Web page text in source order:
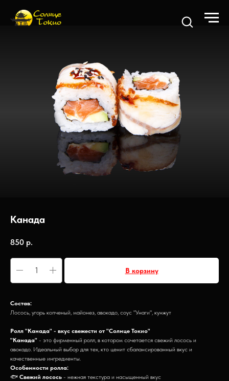
Канада
850 р.
В корзину
Состав:
Лосось, угорь копченый, майонез, авокадо, соус "Унаги", кунжут
Ролл "Канада" - вкус свежести от "Солнце Токио"
"Канада" - это фирменный ролл, в котором сочетается свежий лосось и
авокадо. Идеальный выбор для тех, кто ценит сбалансированный вкус и
качественные ингредиенты.
Особенности ролла:
🐟 Свежий лосось - нежная текстура и насыщенный вкус